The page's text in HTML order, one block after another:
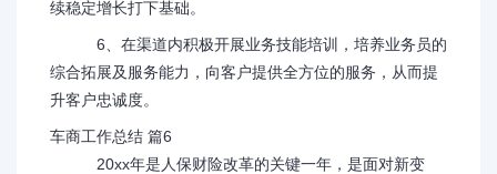
续稳定增长打下基础。
6、在渠道内积极开展业务技能培训，培养业务员的
综合拓展及服务能力，向客户提供全方位的服务，从而提
升客户忠诚度。
车商工作总结 篇6
20xx年是人保财险改革的关键一年，是面对新变